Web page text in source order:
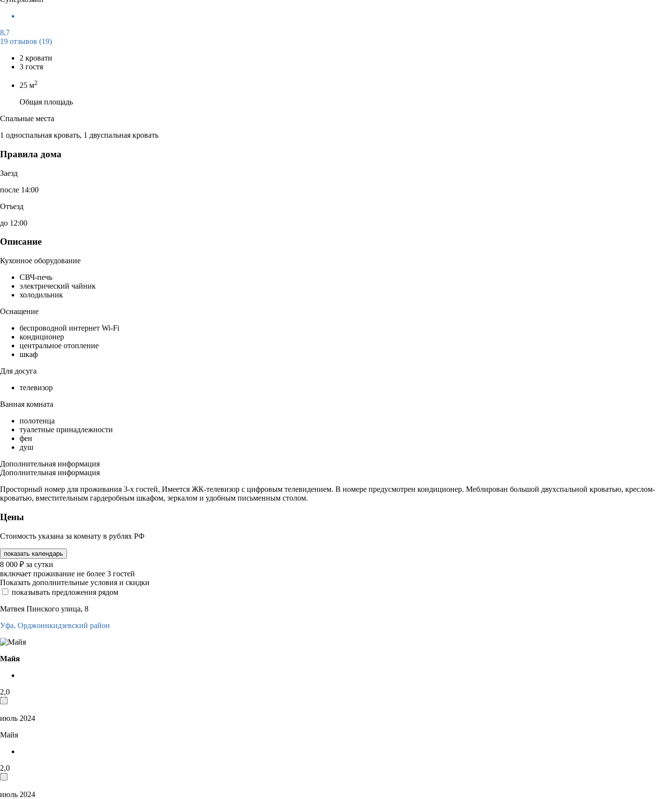
8,7
19 отзывов (19)
2 кровати
3 гостя
25 м2
Общая площадь
Спальные места
1 односпальная кровать, 1 двуспальная кровать
Правила дома
Заезд
после 14:00
Отъезд
до 12:00
Описание
Кухонное оборудование
СВЧ-печь
электрический чайник
холодильник
Оснащение
беспроводной интернет Wi-Fi
кондиционер
центральное отопление
шкаф
Для досуга
телевизор
Ванная комната
полотенца
туалетные принадлежности
фен
душ
Дополнительная информация
Дополнительная информация
Просторный номер для проживания 3-х гостей, Имеется ЖК-телевизор с цифровым телевидением. В номере предусмотрен кондиционер. Меблирован большой двухспальной кроватью, креслом-
кроватью, вместительным гардеробным шкафом, зеркалом и удобным письменным столом.
Цены
Стоимость указана за комнату в рублях РФ
показать календарь
8 000 ₽ за сутки
включает проживание не более 3 гостей
Показать дополнительные условия и скидки
показывать предложения рядом
Матвея Пинского улица, 8
Уфа, Орджоникидзевский район
Майя
2,0
июль 2024
Майя
2,0
июль 2024